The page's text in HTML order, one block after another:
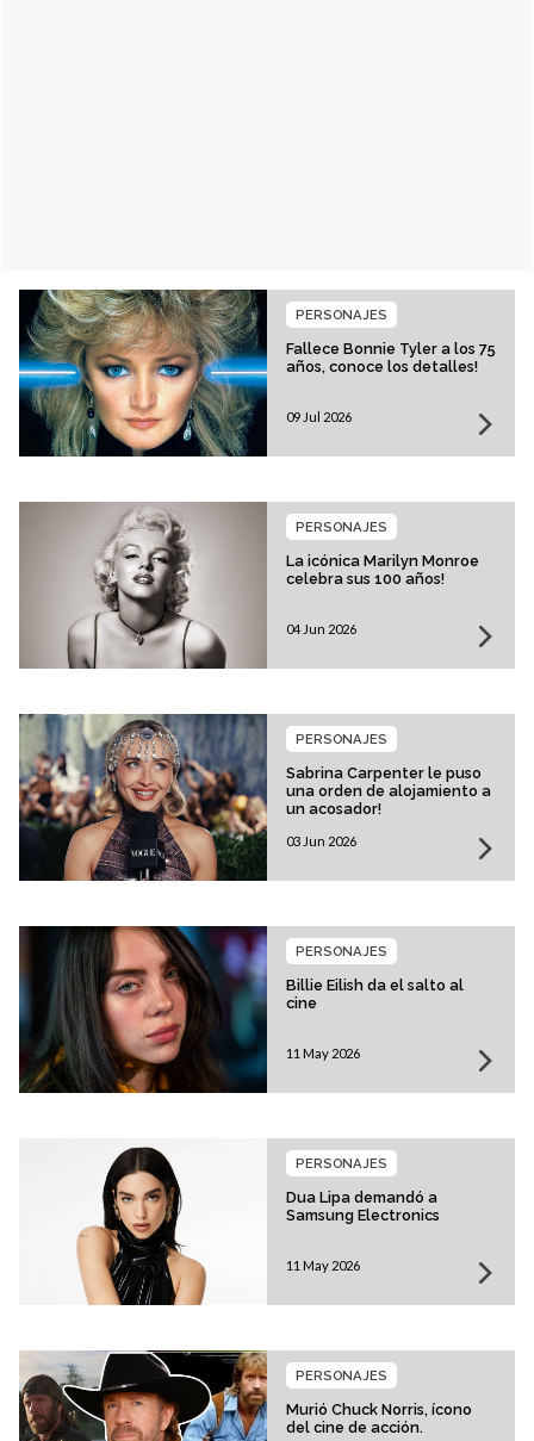
Fallece Bonnie Tyler a los 75
años, conoce los detalles!
PERSONAJES
09 Jul 2026
La icónica Marilyn Monroe
celebra sus 100 años!
PERSONAJES
04 Jun 2026
Sabrina Carpenter le puso
una orden de alojamiento a
un acosador!
PERSONAJES
03 Jun 2026
Billie Eilish da el salto al
cine
PERSONAJES
11 May 2026
Dua Lipa demandó a
Samsung Electronics
PERSONAJES
11 May 2026
Murió Chuck Norris, ícono
del cine de acción.
PERSONAJES